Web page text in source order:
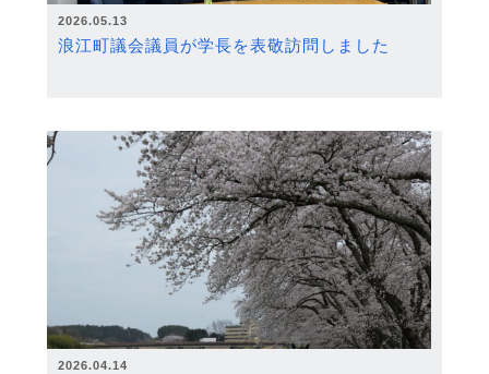
2026.05.13
浪江町議会議員が学長を表敬訪問しました
2026.04.14